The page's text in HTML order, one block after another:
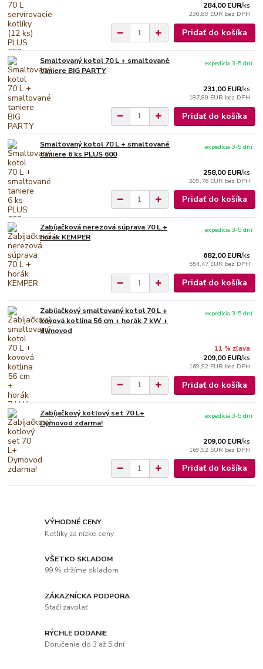
284,00 EUR/ks
230,89 EUR bez DPH
Pridať do košíka
Smaltovaný kotol 70 L + smaltované
taniere BIG PARTY
231,00 EUR/ks
187,80 EUR bez DPH
expedícia 3-5 dní
Pridať do košíka
Smaltovaný kotol 70 L + smaltované
taniere 6 ks PLUS 600
258,00 EUR/ks
209,76 EUR bez DPH
expedícia 3-5 dní
Pridať do košíka
Zabíjačková nerezová súprava 70 L +
horák KEMPER
682,00 EUR/ks
554,47 EUR bez DPH
expedícia 3-5 dní
Pridať do košíka
Zabíjačkový smaltovaný kotol 70 L +
kovová kotlina 56 cm + horák 7 kW +
dymovod
11 % zľava
209,00 EUR/ks
169,92 EUR bez DPH
expedícia 3-5 dní
Pridať do košíka
Zabíjačkový kotlový set 70 L+
Dymovod zdarma!
209,00 EUR/ks
169,92 EUR bez DPH
expedícia 3-5 dní
Pridať do košíka
VÝHODNÉ CENY
Kotlíky za nízke ceny
VŠETKO SKLADOM
99 % držíme skladom
ZÁKAZNÍCKA PODPORA
Stačí zavolať
RÝCHLE DODANIE
Doručenie do 3 až 5 dní